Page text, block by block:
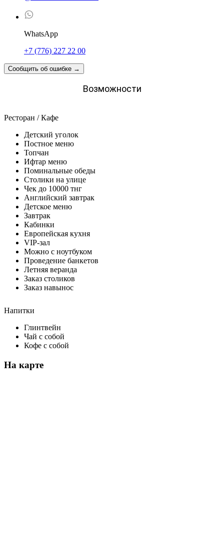
WhatsApp
+7 (776) 227 22 00
Сообщить об ошибке →
Возможности
Ресторан / Кафе
Детский уголок
Постное меню
Топчан
Ифтар меню
Поминальные обеды
Столики на улице
Чек до 10000 тнг
Английский завтрак
Детское меню
Завтрак
Кабинки
Европейская кухня
VIP-зал
Можно с ноутбуком
Проведение банкетов
Летняя веранда
Заказ столиков
Заказ навынос
Напитки
Глинтвейн
Чай с собой
Кофе с собой
На карте